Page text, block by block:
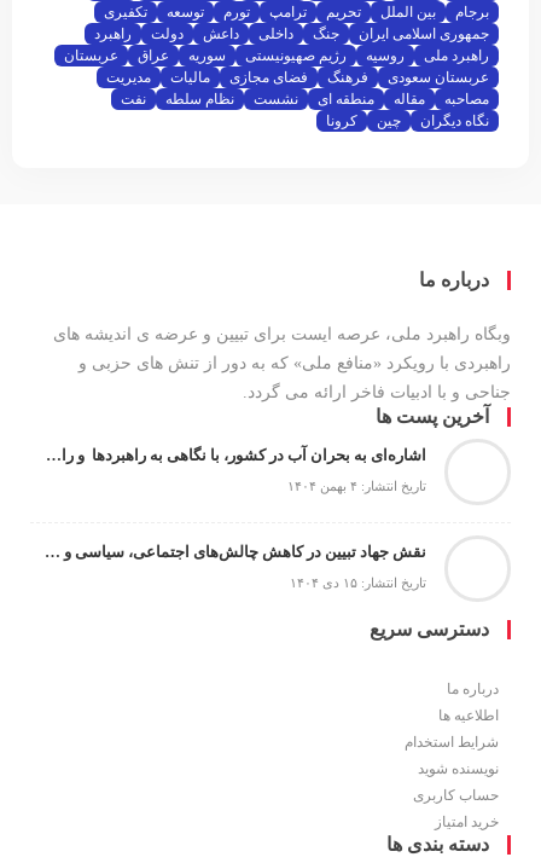
برجام
بین الملل تحریم ترامپ تورم توسعه
تکفیری
جمهوری اسلامی ایران
جنگ داخلی داعش دولت
راهبرد
راهبرد ملی
روسیه رژیم صهیونیستی سوریه عراق
عربستان
عربستان سعودی
فرهنگ فضای مجازی مالیات
مدیریت
مصاحبه
مقاله منطقه ای نشست نظام سلطه
نفت
نگاه دیگران
چین کرونا
درباره ما
وبگاه راهبرد ملی، عرصه ایست برای تبیین و عرضه ی اندیشه های
راهبردی با رویکرد «منافع ملی» که به دور از تنش های حزبی و
جناحی و با ادبیات فاخر ارائه می گردد.
آخرین پست ها
اشاره‌ای به بحران آب در کشور، با نگاهی به راهبردها و راهکارها
تاریخ انتشار: ۴ بهمن ۱۴۰۴
نقش جهاد تبیین در کاهش چالش‌های اجتماعی، سیاسی و امنیتی
تاریخ انتشار: ۱۵ دی ۱۴۰۴
دسترسی سریع
درباره ما
اطلاعیه ها
شرایط استخدام
نویسنده شوید
حساب کاربری
خرید امتیاز
دسته بندی ها